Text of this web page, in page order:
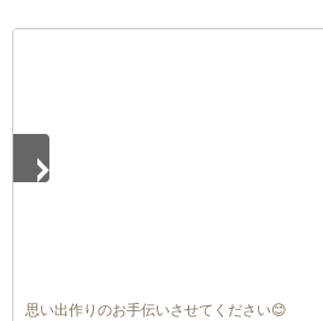
思い出作りのお手伝いさせてください😊